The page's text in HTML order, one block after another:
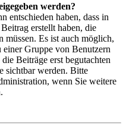
werden?
entschieden haben, dass in
erstellt haben, die
müssen. Es ist auch möglich,
Gruppe von Benutzern
Beiträge erst begutachten
sichtbar werden. Bitte
wenn Sie weitere